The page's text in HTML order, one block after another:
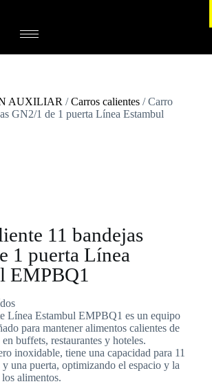
AUXILIAR /Carros calientes/ Carro
GN2/1 de 1 puerta Línea Estambul
11 bandejas
1 puerta Línea
EMPBQ1
Línea Estambul EMPBQ1 es un equipo
para mantener alimentos calientes de
buffets, restaurantes y hoteles.
inoxidable, tiene una capacidad para 11
una puerta, optimizando el espacio y la
alimentos.